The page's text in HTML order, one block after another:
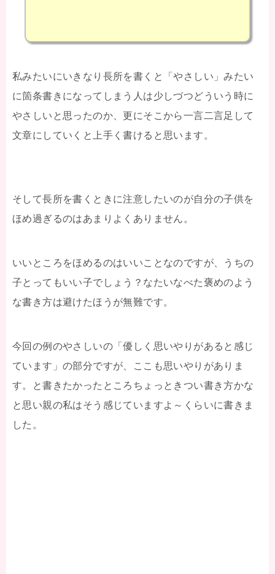
私みたいにいきなり長所を書くと「やさしい」みたい
に箇条書きになってしまう人は少しづつどういう時に
やさしいと思ったのか、更にそこから一言二言足して
文章にしていくと上手く書けると思います。
そして長所を書くときに注意したいのが自分の子供を
ほめ過ぎるのはあまりよくありません。
いいところをほめるのはいいことなのですが、うちの
子とってもいい子でしょう？なたいなべた褒めのよう
な書き方は避けたほうが無難です。
今回の例のやさしいの「優しく思いやりがあると感じ
ています」の部分ですが、ここも思いやりがありま
す。と書きたかったところちょっときつい書き方かな
と思い親の私はそう感じていますよ～くらいに書きま
した。